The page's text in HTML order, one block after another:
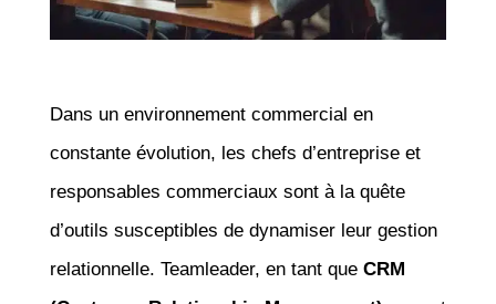
Dans un environnement commercial en
constante évolution, les chefs d’entreprise et
responsables commerciaux sont à la quête
d’outils susceptibles de dynamiser leur gestion
relationnelle. Teamleader, en tant que CRM